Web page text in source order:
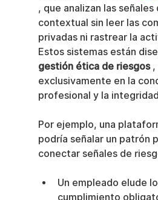
, que analizan las señales
contextual sin leer las
privadas ni rastrear la
Estos sistemas están
gestión ética de riesgos ,
exclusivamente en la
profesional y la
Por ejemplo, una
podría señalar un patrón
conectar señales de
Un empleado elude
cumplimiento